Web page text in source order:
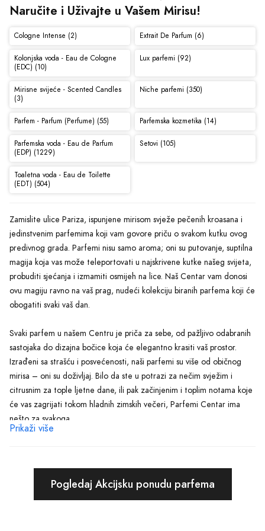
Naručite i Uživajte u Vašem Mirisu!
Cologne Intense (2) Extrait De Parfum (6)
Kolonjska voda - Eau de Cologne
(EDC) (10)
Lux parfemi (92)
Mirisne svijeće - Scented Candles
(3)
Niche parfemi (350)
Parfem - Parfum (Perfume) (55) Parfemska kozmetika (14)
Parfemska voda - Eau de Parfum
(EDP) (1229)
Setovi (105)
Toaletna voda - Eau de Toilette
(EDT) (504)
Zamislite ulice Pariza, ispunjene mirisom svježe pečenih kroasana i
jedinstvenim parfemima koji vam govore priču o svakom kutku ovog
predivnog grada. Parfemi nisu samo aroma; oni su putovanje, suptilna
magija koja vas može teleportovati u najskrivene kutke našeg svijeta,
probuditi sjećanja i izmamiti osmijeh na lice. Naš Centar vam donosi
ovu magiju ravno na vaš prag, nudeći kolekciju biranih parfema koji će
obogatiti svaki vaš dan.
Svaki parfem u našem Centru je priča za sebe, od pažljivo odabranih
sastojaka do dizajna bočice koja će elegantno krasiti vaš prostor.
Izrađeni sa strašću i posvećenosti, naši parfemi su više od običnog
mirisa – oni su doživljaj. Bilo da ste u potrazi za nečim svježim i
citrusnim za tople ljetne dane, ili pak začinjenim i toplim notama koje
će vas zagrijati tokom hladnih zimskih večeri, Parfemi Centar ima
nešto za svakoga.
Bez obzira da li ste ljubitelj cvjetnih, drvenastih, orijentalnih ili svježih
nota, vaš novi potpisni miris čeka na vas u našem Centru.
Prikaži više
Pogledaj Akcijsku ponudu parfema